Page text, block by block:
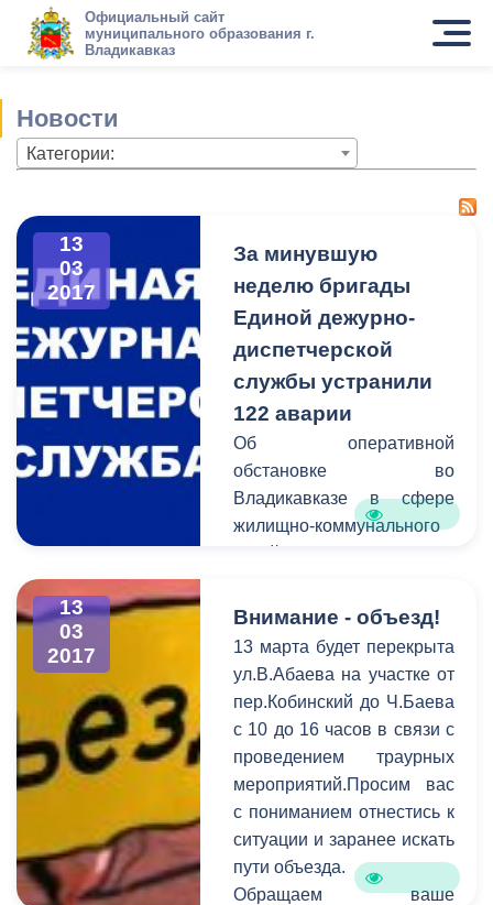
Официальный сайт
муниципального образования г.
Владикавказ
Новости
Категории:
13
03
2017
За минувшую
неделю бригады
Единой дежурно-
диспетчерской
службы устранили
122 аварии
Об оперативной
обстановке во
Владикавказе в сфере
жилищно-коммунального
диспетчерская служба.
В период c 6 по 13 марта
на горячую линию единой
дежурно-диспетчерской
службы поступило 122
оперативном порядке
устраняют проблемы в
сфере ЖКХ.
13
03
2017
Внимание - объезд!
13 марта будет перекрыта
ул.В.Абаева на участке от
пер.Кобинский до Ч.Баева
с 10 до 16 часов в связи с
проведением траурных
мероприятий.Просим вас
с пониманием отнестись к
ситуации и заранее искать
пути объезда.
Обращаем ваше